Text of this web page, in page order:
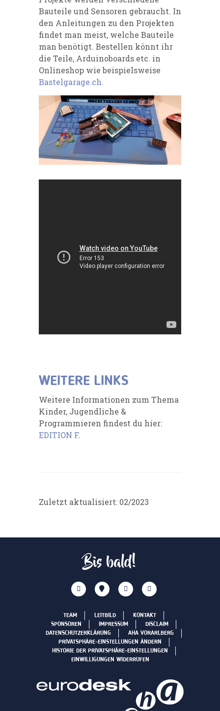
Bauteile und Sensoren gebraucht. In
den Anleitungen zu den Projekten
findet man meist, welche Bauteile
man benötigt. Bestellen könnt ihr
die Teile, Arduinoboards etc. in
Onlineshop wie beispielsweise
Bastelgarage.ch.
WEITERE LINKS
Weitere Informationen zum Thema
Kinder, Jugendliche &
Programmieren findest du hier:
EDITION F.
Zuletzt aktualisiert: 02/2023
Bis bald!
TEAM LEITBILD
KONTAKT
SPONSOREN
IMPRESSUM
DISCLAIM
DATENSCHUTZERKLÄRUNG
AHA VORARLBERG
PRIVATSPHÄRE-EINSTELLUNGEN ÄNDERN
HISTORIE DER PRIVATSPHÄRE-EINSTELLUNGEN
EINWILLIGUNGEN WIDERRUFEN